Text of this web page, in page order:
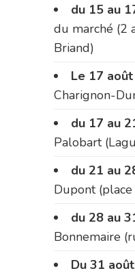
du 15 au
du marché (2
Briand)
Le 17 août
Charignon-
du 17 au
Palobart
du 21 au
Dupont
du 28 au
Bonnemaire
Du 31